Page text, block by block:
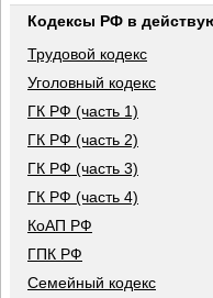
Кодексы РФ в
Трудовой кодекс
Уголовный кодекс
ГК РФ (часть 1)
ГК РФ (часть 2)
ГК РФ (часть 3)
ГК РФ (часть 4)
КоАП РФ
ГПК РФ
Семейный кодекс